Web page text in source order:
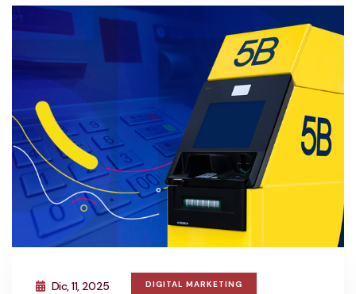
Dic, 11, 2025 DIGITAL MARKETING